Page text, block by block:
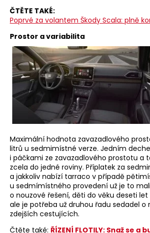
ČTĚTE TAKÉ:
Poprvé za volantem Škody Scala: plně
Prostor a variabilita
Maximální hodnota zavazadlového
litrů u sedmimístné verze. Jedním
i páčkami ze zavazadlového prostotu a
zcela do jedné roviny. Příplatek za
a jakkoliv nabízí tarraco v případě
u sedmímístného provedení už je to
o nouzové řešení, děti do věku deseti
ale je potřeba už druhou řadu sedadel
zdejších cestujících.
Čtěte také: ŘÍZENÍ FLOTILY: Snaž se a